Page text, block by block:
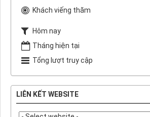
Khách viếng thăm
Hôm nay
Tháng hiện tại
Tổng lượt truy cập
LIÊN KẾT WEBSITE